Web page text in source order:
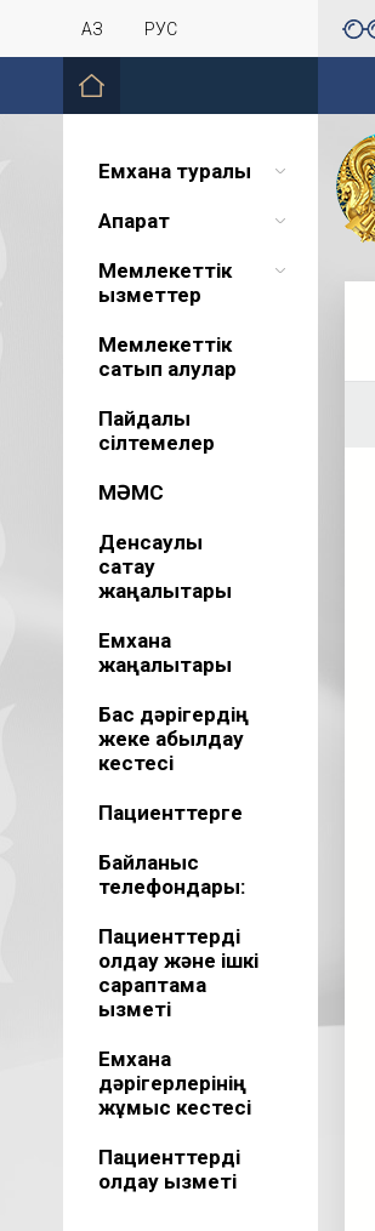
ҚАЗ РУС
Емхана туралы
Ақпарат
Мемлекеттік
қызметтер
Мемлекеттік
сатып алулар
Пайдалы
сілтемелер
МӘМС
Денсаулық
сақтау
жаңалықтары
Емхана
жаңалықтары
Бас дәрігердің
жеке қабылдау
кестесі
Пациенттерге
Байланыс
телефондары:
Пациенттерді
қолдау және ішкі
сараптама
қызметі
Емхана
дәрігерлерінің
жұмыс кестесі
Пациенттерді
қолдау қызметі